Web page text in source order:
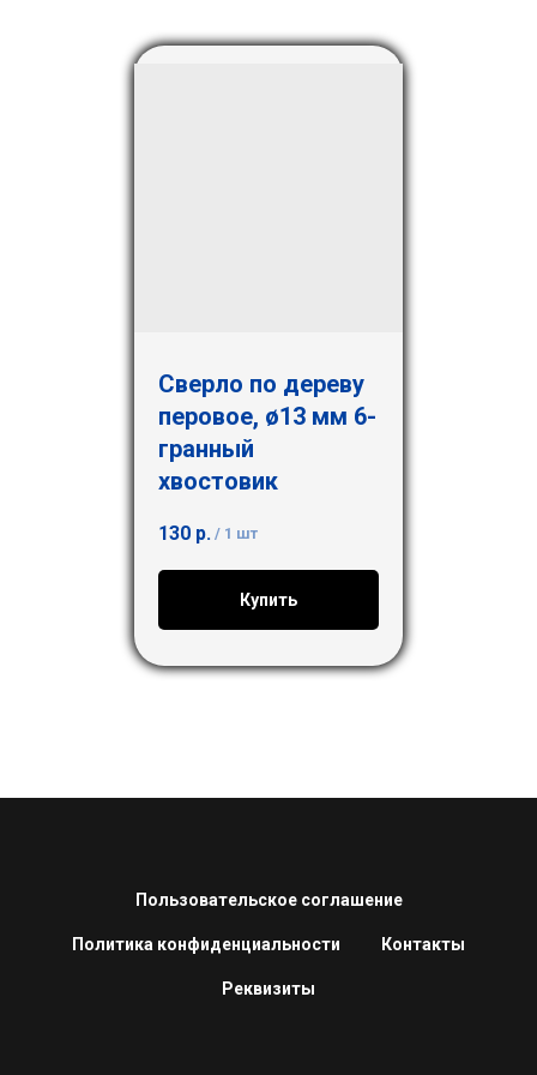
Сверло по дереву
перовое, ø13 мм 6-
гранный
хвостовик
130 р. / 1 шт
Купить
Пользовательское соглашение
Политика конфиденциальности Контакты
Реквизиты